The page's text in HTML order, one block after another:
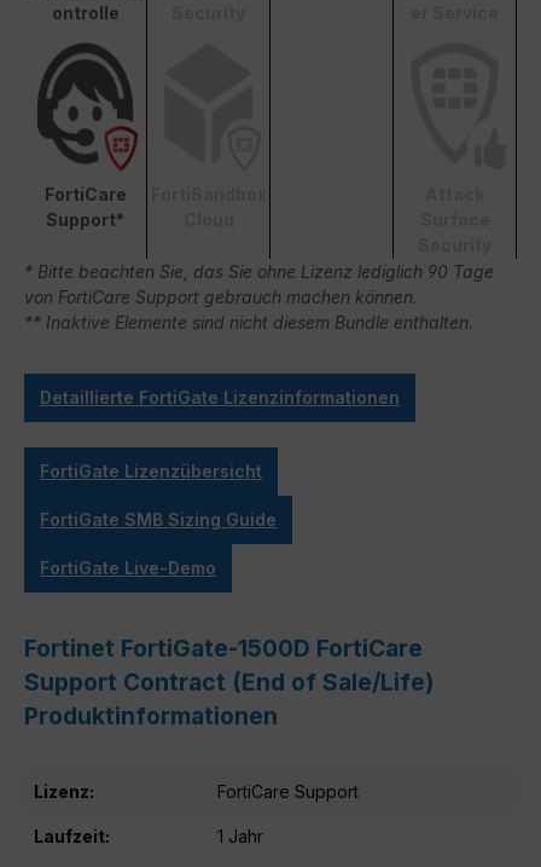
ontrolle
FortiCare
Support*
* Bitte beachten Sie, das Sie ohne Lizenz lediglich 90 Tage
von FortiCare Support gebrauch machen können.
** Inaktive Elemente sind nicht diesem Bundle enthalten.
Detaillierte FortiGate Lizenzinformationen
FortiGate Lizenzübersicht
FortiGate SMB Sizing Guide
FortiGate Live-Demo
Fortinet FortiGate-1500D FortiCare
Support Contract (End of Sale/Life)
Produktinformationen
Lizenz: FortiCare Support
Laufzeit: 1 Jahr